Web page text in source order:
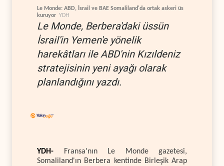
Le Monde: ABD, İsrail ve BAE Somaliland'da ortak askeri üs
kuruyor YDH
Le Monde, Berbera'daki üssün
İsrail'in Yemen'e yönelik
harekâtları ile ABD'nin Kızıldeniz
stratejisinin yeni ayağı olarak
planlandığını yazdı.
YDH- Fransa'nın Le Monde gazetesi,
Somaliland'ın Berbera kentinde Birleşik Arap